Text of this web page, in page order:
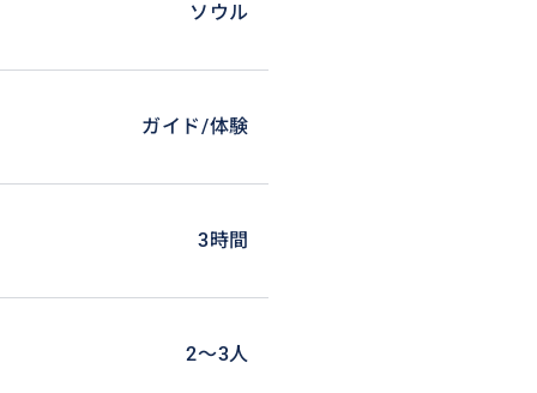
ソウル
ガイド/体験
3時間
2〜3人